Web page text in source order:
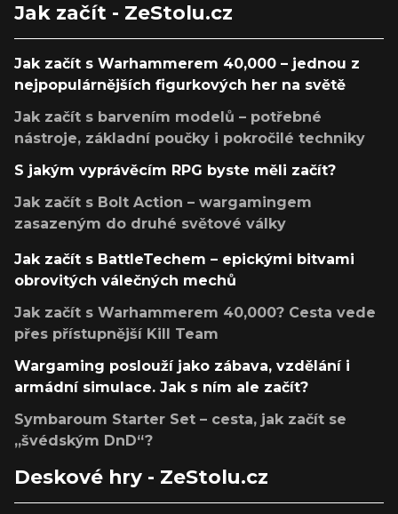
Jak začít - ZeStolu.cz
Jak začít s Warhammerem 40,000 – jednou z
nejpopulárnějších figurkových her na světě
Jak začít s barvením modelů – potřebné
nástroje, základní poučky i pokročilé techniky
S jakým vyprávěcím RPG byste měli začít?
Jak začít s Bolt Action – wargamingem
zasazeným do druhé světové války
Jak začít s BattleTechem – epickými bitvami
obrovitých válečných mechů
Jak začít s Warhammerem 40,000? Cesta vede
přes přístupnější Kill Team
Wargaming poslouží jako zábava, vzdělání i
armádní simulace. Jak s ním ale začít?
Symbaroum Starter Set – cesta, jak začít se
„švédským DnD“?
Deskové hry - ZeStolu.cz